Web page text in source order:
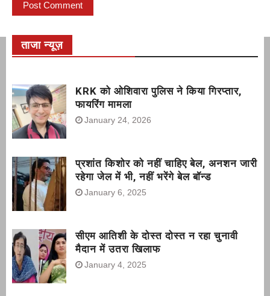
ताजा न्यूज़
KRK को ओशिवारा पुलिस ने किया गिरप्तार,
फायरिंग मामला
January 24, 2026
प्रशांत किशोर को नहीं चाहिए बेल, अनशन जारी
रहेगा जेल में भी, नहीं भरेंगे बेल बॉन्ड
January 6, 2025
सीएम आतिशी के दोस्त दोस्त न रहा चुनावी
मैदान में उतरा खिलाफ
January 4, 2025